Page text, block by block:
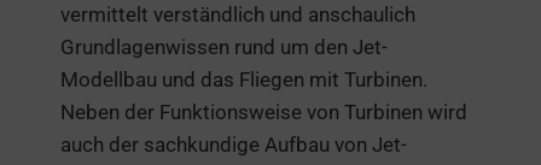
vermittelt verständlich und anschaulich
Grundlagenwissen rund um den Jet-
Modellbau und das Fliegen mit Turbinen.
Neben der Funktionsweise von Turbinen wird
auch der sachkundige Aufbau von Jet-